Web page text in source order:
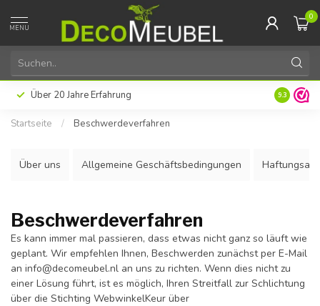
MENU
0
Über 20 Jahre Erfahrung 9.3
Startseite / Beschwerdeverfahren
Über uns Allgemeine Geschäftsbedingungen
Beschwerdeverfahren
Es kann immer mal passieren, dass etwas nicht ganz so läuft wie
geplant. Wir empfehlen Ihnen, Beschwerden zunächst per E-Mail
an info@decomeubel.nl an uns zu richten. Wenn dies nicht zu
einer Lösung führt, ist es möglich, Ihren Streitfall zur Schlichtung
über die Stichting WebwinkelKeur über